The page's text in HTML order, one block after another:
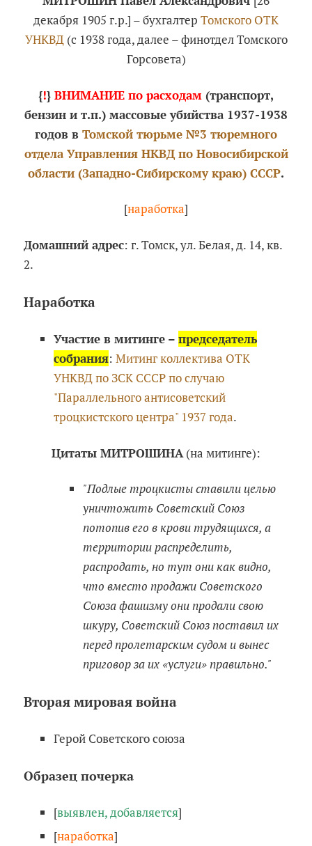
декабря 1905 г.р.] – бухгалтер Томского ОТК
УНКВД(с 1938 года, далее – финотдел Томского
Горсовета)
{!} ВНИМАНИЕ по расходам (транспорт,
бензин и т.п.) массовые убийства 1937-1938
годов в Томской тюрьме №3 тюремного
отдела Управления НКВД по Новосибирской
области (Западно-Сибирскому краю) СССР.
[наработка]
Домашний адрес: г. Томск, ул. Белая, д. 14, кв.
2.
Наработка
Участие в митинге – председатель
собрания: Митинг коллектива ОТК
УНКВД по ЗСК СССР по случаю
"Параллельного антисоветский
троцкистского центра" 1937 года.
Цитаты МИТРОШИНА (на митинге):
"Подлые троцкисты ставили целью
уничтожить Советский Союз
потопив его в крови трудящихся, а
территории распределить,
распродать, но тут они как видно,
что вместо продажи Советского
Союза фашизму они продали свою
шкуру, Советский Союз поставил их
перед пролетарским судом и вынес
приговор за их «услуги» правильно."
Вторая мировая война
Герой Советского союза
Образец почерка
[выявлен, добавляется]
[наработка]